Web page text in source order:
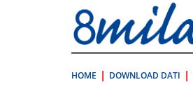
direttamente
a:
Contenuto
HOME DOWNLOAD DATI